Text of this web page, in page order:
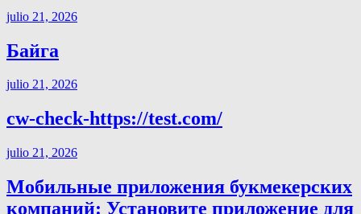
julio 21, 2026
Байга
julio 21, 2026
cw-check-https://test.com/
julio 21, 2026
Мобильные приложения букмекерских
компаний: Установите приложение для